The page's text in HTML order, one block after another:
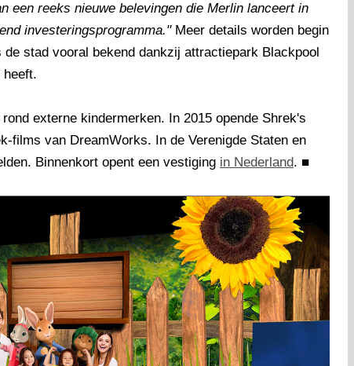
een reeks nieuwe belevingen die Merlin lanceert in
investeringsprogramma."Meer details worden begin
stad vooral bekend dankzij attractiepark Blackpool
heeft.
externe kindermerken. In 2015 opende Shrek's
films van DreamWorks. In de Verenigde Staten en
Binnenkort opent een vestiging in Nederland. ■